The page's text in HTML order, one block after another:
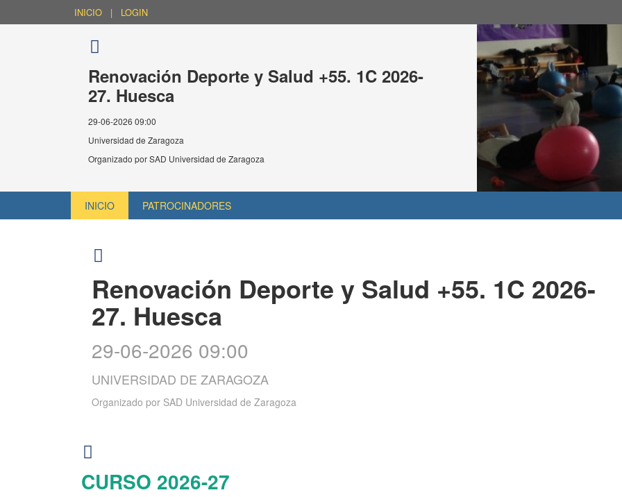
INICIO | LOGIN
Renovación Deporte y Salud +55. 1C 2026-
27. Huesca
29-06-2026 09:00
Universidad de Zaragoza
Organizado porSAD Universidad de Zaragoza
INICIO PATROCINADORES
Renovación Deporte y Salud +55. 1C 2026-
27. Huesca
29-06-2026 09:00
UNIVERSIDAD DE ZARAGOZA
Organizado por SAD Universidad de Zaragoza
CURSO 2026-27